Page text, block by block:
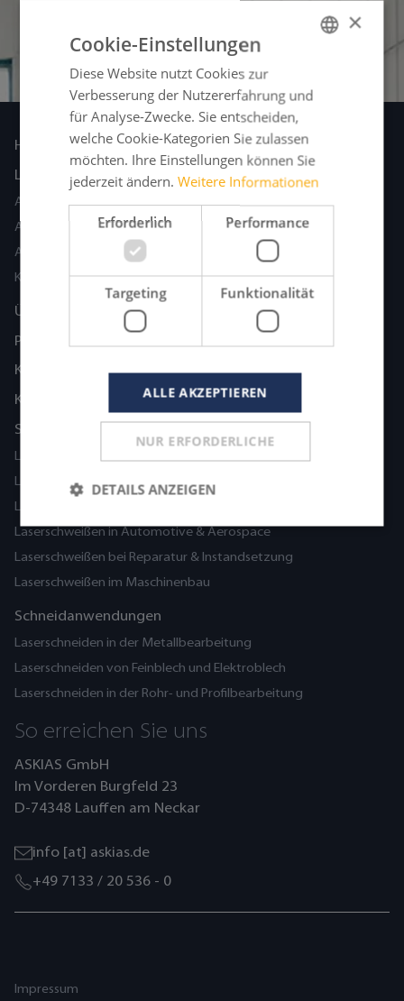
Home
Laseranlagen
ASKIAS Adaption
ASKIAS Agilion
ASKIAS Precision
KIMLA Laserschneidanlagen
Über uns
Partner
Karriere
Kontakt
Schweißanwendungen
Laserschweißen in der Medizintechnik
Laserschweißen in der Blechbearbeitung
Laserschweißen im Werkzeug- und Formenbau
Laserschweißen in Automotive & Aerospace
Laserschweißen bei Reparatur & Instandsetzung
Laserschweißen im Maschinenbau
Schneidanwendungen
Laserschneiden in der Metallbearbeitung
Laserschneiden von Feinblech und Elektroblech
Laserschneiden in der Rohr- und Profilbearbeitung
So erreichen Sie uns
ASKIAS GmbH
Im Vorderen Burgfeld 23
D-74348 Lauffen am Neckar
info [at] askias.de
+49 7133 / 20 536 - 0
Impressum
FRENCH
SPANISH
×
Cookie-Einstellungen
Diese Website nutzt Cookies zur
Verbesserung der Nutzererfahrung und
für Analyse-Zwecke. Sie entscheiden,
welche Cookie-Kategorien Sie zulassen
möchten. Ihre Einstellungen können Sie
jederzeit ändern. Weitere Informationen
Erforderlich Performance
Targeting Funktionalität
ALLE AKZEPTIEREN
NUR ERFORDERLICHE
DETAILS ANZEIGEN